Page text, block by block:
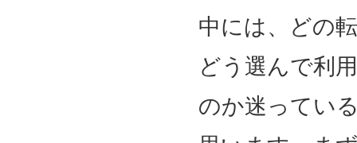
中には、どの
どう選んで利
のか迷ってい